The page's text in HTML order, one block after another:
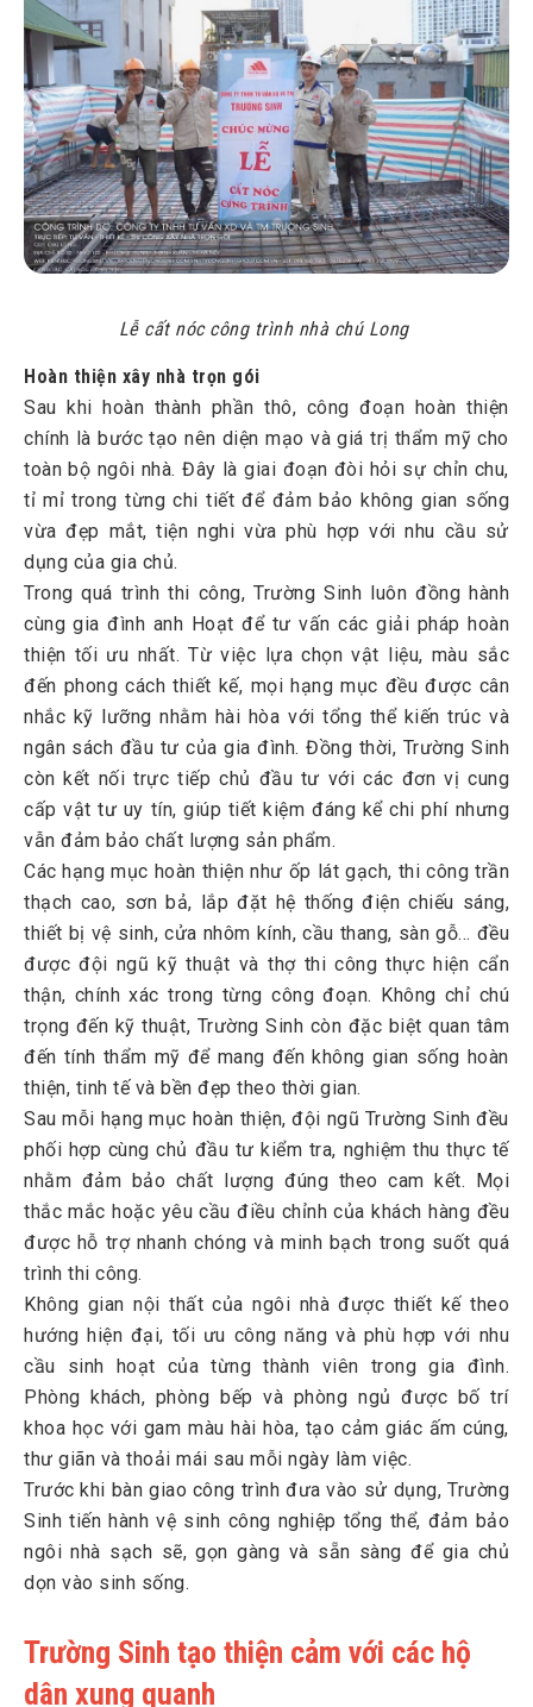
Lễ cất nóc công trình nhà chú Long
Hoàn thiện xây nhà trọn gói
Sau khi hoàn thành phần thô, công đoạn hoàn thiện
chính là bước tạo nên diện mạo và giá trị thẩm mỹ cho
toàn bộ ngôi nhà. Đây là giai đoạn đòi hỏi sự chỉn chu,
tỉ mỉ trong từng chi tiết để đảm bảo không gian sống
vừa đẹp mắt, tiện nghi vừa phù hợp với nhu cầu sử
dụng của gia chủ.
Trong quá trình thi công, Trường Sinh luôn đồng hành
cùng gia đình anh Hoạt để tư vấn các giải pháp hoàn
thiện tối ưu nhất. Từ việc lựa chọn vật liệu, màu sắc
đến phong cách thiết kế, mọi hạng mục đều được cân
nhắc kỹ lưỡng nhằm hài hòa với tổng thể kiến trúc và
ngân sách đầu tư của gia đình. Đồng thời, Trường Sinh
còn kết nối trực tiếp chủ đầu tư với các đơn vị cung
cấp vật tư uy tín, giúp tiết kiệm đáng kể chi phí nhưng
vẫn đảm bảo chất lượng sản phẩm.
Các hạng mục hoàn thiện như ốp lát gạch, thi công trần
thạch cao, sơn bả, lắp đặt hệ thống điện chiếu sáng,
thiết bị vệ sinh, cửa nhôm kính, cầu thang, sàn gỗ… đều
được đội ngũ kỹ thuật và thợ thi công thực hiện cẩn
thận, chính xác trong từng công đoạn. Không chỉ chú
trọng đến kỹ thuật, Trường Sinh còn đặc biệt quan tâm
đến tính thẩm mỹ để mang đến không gian sống hoàn
thiện, tinh tế và bền đẹp theo thời gian.
Sau mỗi hạng mục hoàn thiện, đội ngũ Trường Sinh đều
phối hợp cùng chủ đầu tư kiểm tra, nghiệm thu thực tế
nhằm đảm bảo chất lượng đúng theo cam kết. Mọi
thắc mắc hoặc yêu cầu điều chỉnh của khách hàng đều
được hỗ trợ nhanh chóng và minh bạch trong suốt quá
trình thi công.
Không gian nội thất của ngôi nhà được thiết kế theo
hướng hiện đại, tối ưu công năng và phù hợp với nhu
cầu sinh hoạt của từng thành viên trong gia đình.
Phòng khách, phòng bếp và phòng ngủ được bố trí
khoa học với gam màu hài hòa, tạo cảm giác ấm cúng,
thư giãn và thoải mái sau mỗi ngày làm việc.
Trước khi bàn giao công trình đưa vào sử dụng, Trường
Sinh tiến hành vệ sinh công nghiệp tổng thể, đảm bảo
ngôi nhà sạch sẽ, gọn gàng và sẵn sàng để gia chủ
dọn vào sinh sống.
Trường Sinh tạo thiện cảm với các hộ
dân xung quanh